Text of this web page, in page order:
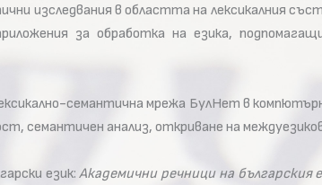
изследвания в областта на лексикалния
за обработка на езика,
семантична мрежа БулНет в
семантичен анализ, откриване на
език:Академични речници на българския